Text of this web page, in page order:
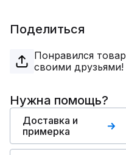
Поделиться
Понравился
своими друзьями!
Нужна помощь?
Доставка и
примерка